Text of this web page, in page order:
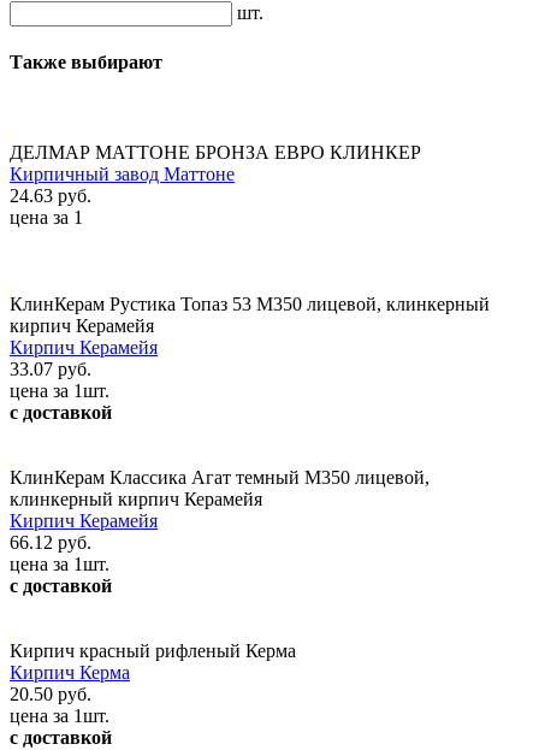
шт.
Также выбирают
ДЕЛМАР МАТТОНЕ БРОНЗА ЕВРО КЛИНКЕР
Кирпичный завод Маттоне
24.63 руб.
цена за 1
КлинКерам Рустика Топаз 53 М350 лицевой, клинкерный
кирпич Керамейя
Кирпич Керамейя
33.07 руб.
цена за 1шт.
с доставкой
КлинКерам Классика Агат темный М350 лицевой,
клинкерный кирпич Керамейя
Кирпич Керамейя
66.12 руб.
цена за 1шт.
с доставкой
Кирпич красный рифленый Керма
Кирпич Керма
20.50 руб.
цена за 1шт.
с доставкой